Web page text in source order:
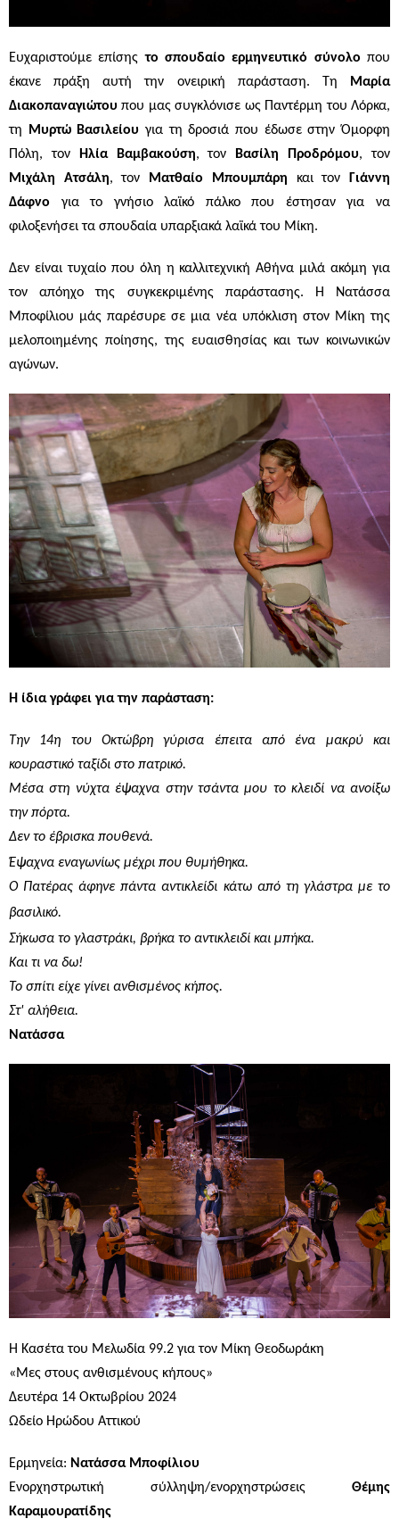
Ευχαριστούμε επίσηςτο σπουδαίο ερμηνευτικό σύνολο που
έκανε πράξη αυτή την ονειρική παράσταση. Τη
Μαρία
Διακοπαναγιώτου που μας συγκλόνισε ως Παντέρμη του Λόρκα,
τη
Μυρτώ Βασιλείου για τη δροσιά που έδωσε στην Όμορφη
Πόλη, τον
Ηλία Βαμβακούση, τον Βασίλη Προδρόμου, τον
Μιχάλη Ατσάλη, τον Ματθαίο Μπουμπάρη και τον
Γιάννη
Δάφνο για το γνήσιο λαϊκό πάλκο που έστησαν για να
φιλοξενήσει τα σπουδαία υπαρξιακά λαϊκά του Μίκη.
Δεν είναι τυχαίο που όλη η καλλιτεχνική Αθήνα μιλά ακόμη για
τον απόηχο της συγκεκριμένης παράστασης.
Η Νατάσσα
Μποφίλιου μάς παρέσυρε σε μια νέα υπόκλιση στον Μίκη της
μελοποιημένης ποίησης, της ευαισθησίας και των κοινωνικών
αγώνων.
Η ίδια γράφει για την παράσταση:
Την 14η του Οκτώβρη γύρισα έπειτα από ένα μακρύ και
κουραστικό ταξίδι στο πατρικό.
Μέσα στη νύχτα έψαχνα στην τσάντα μου το κλειδί να ανοίξω
την πόρτα.
Δεν το έβρισκα πουθενά.
Έψαχνα εναγωνίως μέχρι που θυμήθηκα.
Ο Πατέρας άφηνε πάντα αντικλείδι κάτω από τη γλάστρα με το
βασιλικό.
Σήκωσα το γλαστράκι, βρήκα το αντικλειδί και μπήκα.
Και τι να δω!
Το σπίτι είχε γίνει ανθισμένος κήπος.
Στ' αλήθεια.
Νατάσσα
Η Κασέτα του Μελωδία 99.2 για τον Μίκη Θεοδωράκη
«Μες στους ανθισμένους κήπους»
Δευτέρα 14 Οκτωβρίου 2024
Ωδείο Ηρώδου Αττικού
Ερμηνεία: Νατάσσα Μποφίλιου
Ενορχηστρωτική σύλληψη/ενορχηστρώσεις Θέμης
Καραμουρατίδης